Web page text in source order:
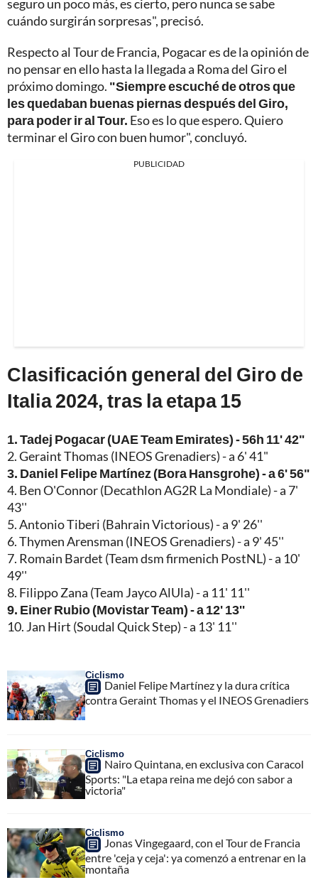
seguro un poco más, es cierto, pero nunca se sabe
cuándo surgirán sorpresas", precisó.
Respecto al Tour de Francia, Pogacar es de la opinión de
no pensar en ello hasta la llegada a Roma del Giro el
próximo domingo. "Siempre escuché de otros que
les quedaban buenas piernas después del Giro,
para poder ir al Tour. Eso es lo que espero. Quiero
terminar el Giro con buen humor", concluyó.
PUBLICIDAD
Clasificación general del Giro de
Italia 2024, tras la etapa 15
1. Tadej Pogacar (UAE Team Emirates) - 56h 11' 42"
2. Geraint Thomas (INEOS Grenadiers) - a 6' 41"
3. Daniel Felipe Martínez (Bora Hansgrohe) - a 6' 56"
4. Ben O'Connor (Decathlon AG2R La Mondiale) - a 7'
43''
5. Antonio Tiberi (Bahrain Victorious) - a 9' 26''
6. Thymen Arensman (INEOS Grenadiers) - a 9' 45''
7. Romain Bardet (Team dsm firmenich PostNL) - a 10'
49''
8. Filippo Zana (Team Jayco AlUla) - a 11' 11''
9. Einer Rubio (Movistar Team) - a 12' 13''
10. Jan Hirt (Soudal Quick Step) - a 13' 11''
Ciclismo
Daniel Felipe Martínez y la dura crítica
contra Geraint Thomas y el INEOS Grenadiers
Ciclismo
Nairo Quintana, en exclusiva con Caracol
Sports: "La etapa reina me dejó con sabor a
victoria"
Ciclismo
Jonas Vingegaard, con el Tour de Francia
entre 'ceja y ceja': ya comenzó a entrenar en la
montaña